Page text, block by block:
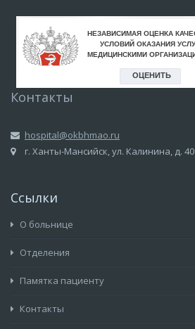
Контакты
hospital@okbhmao.ru
г. Ханты-Мансийск, ул. Калинина, д. 40
Ссылки
О больнице
Отделения
Памятка пациенту
Контакты